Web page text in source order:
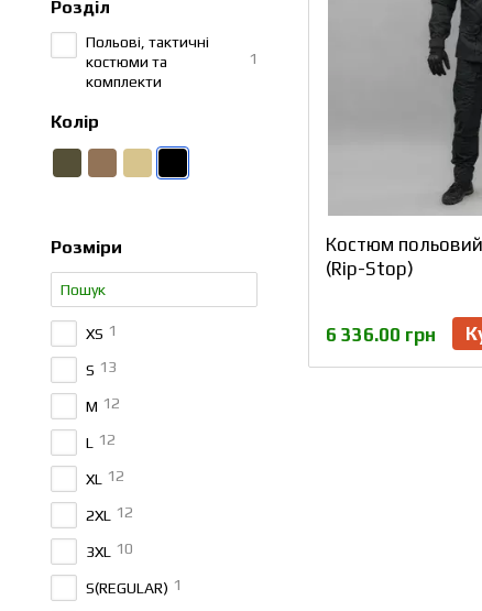
Костюм польовий
(Rip-Stop)
6 336.00 грн
Розділ
Польові, тактичні
костюми та
комплекти
1
Колір
Розміри
XS 1
S 13
M 12
L 12
XL 12
2XL 12
3XL 10
S(REGULAR) 1